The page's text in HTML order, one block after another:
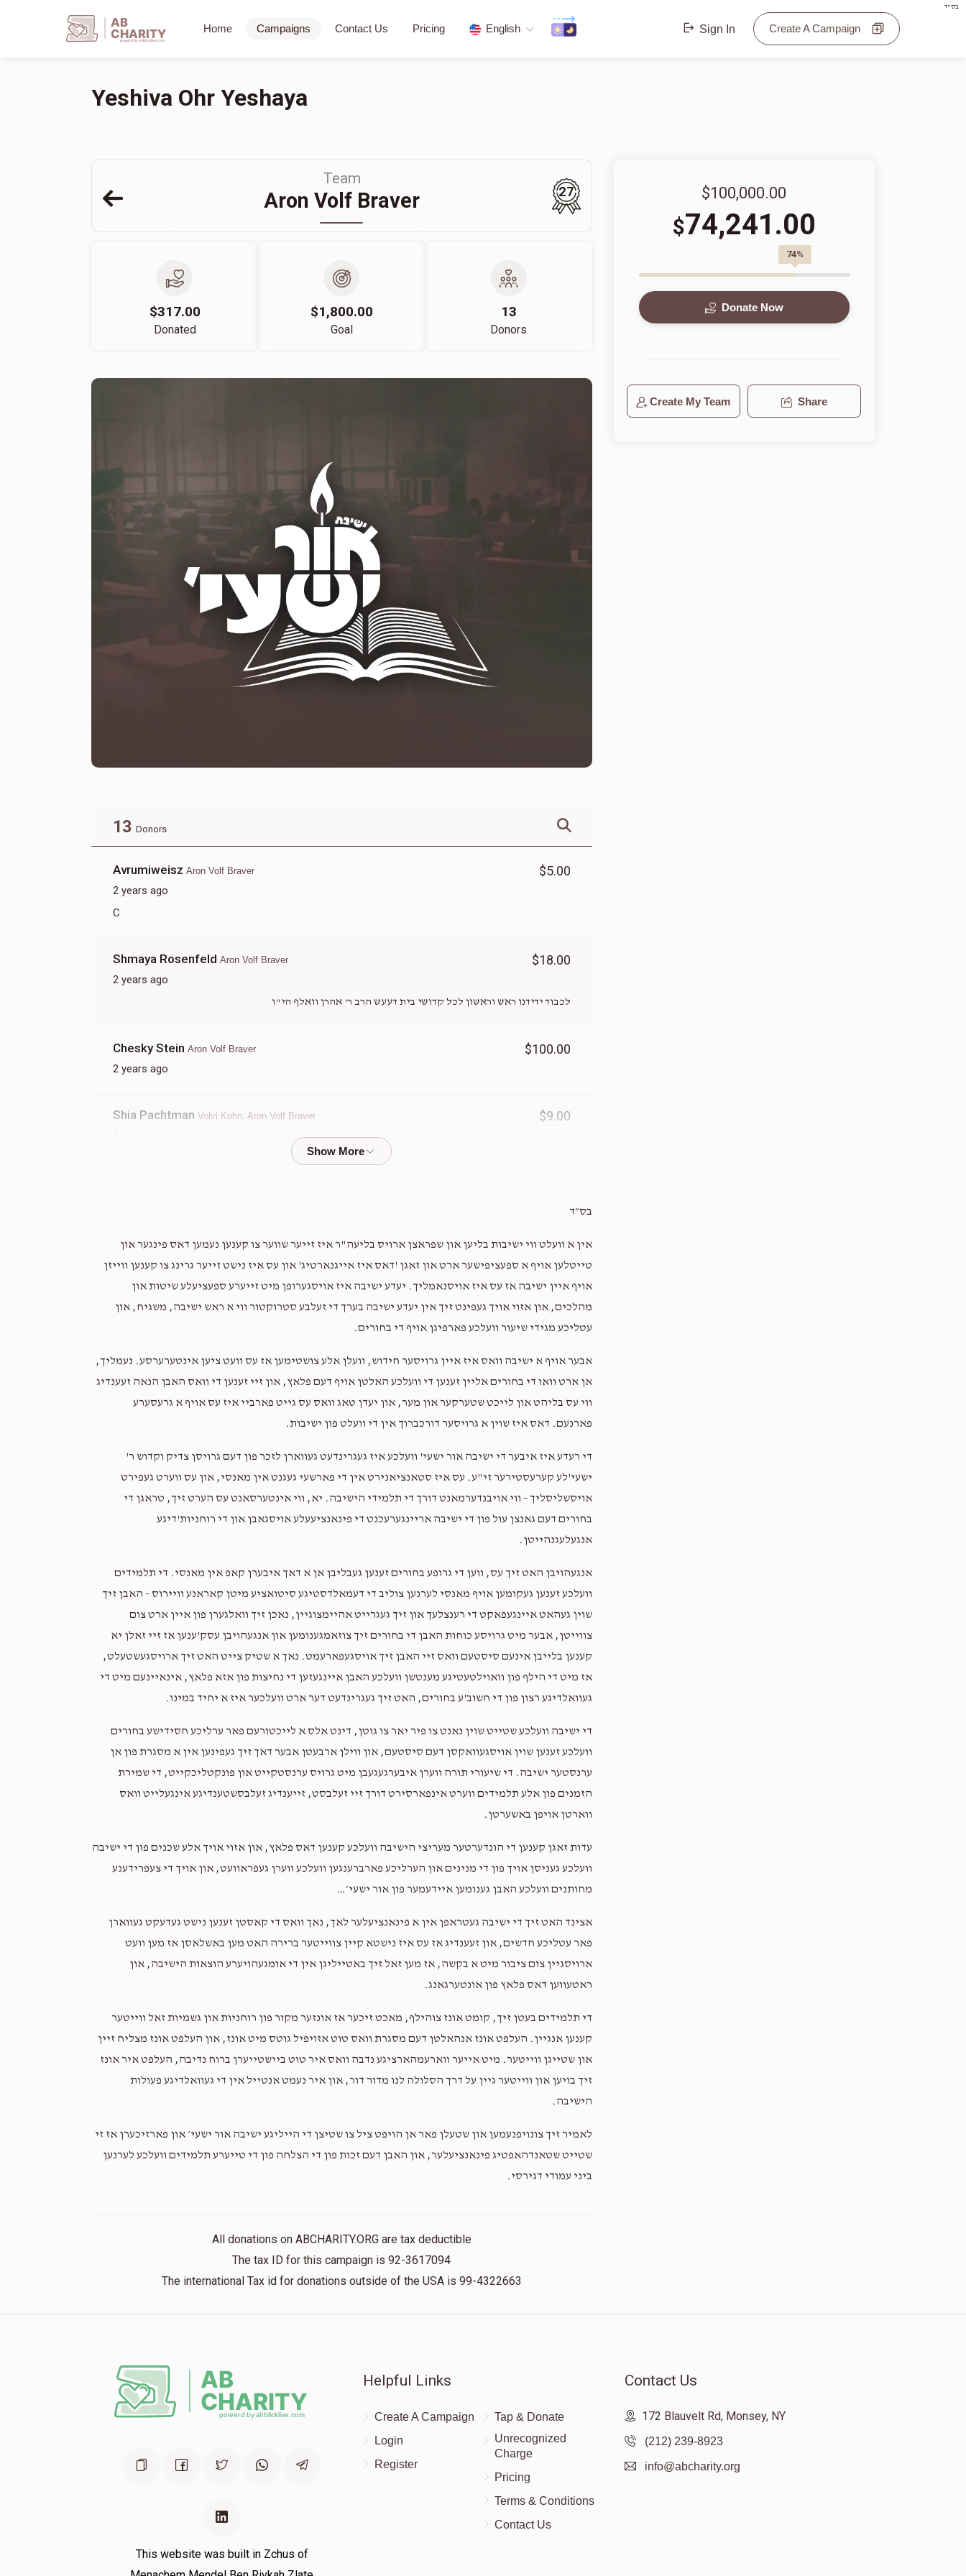
בס"ד
AB
CHARITY
powerd by ahblicklive.com
Home Campaigns Contact Us Pricing English Sign In Create A Campaign
Yeshiva Ohr Yeshaya
Team
Aron Volf Braver 27
$317.00
Donated
$1,800.00
Goal
13
Donors
13 Donors
Avrumiweisz Aron Volf Braver
2 years ago
$5.00
C
Shmaya Rosenfeld Aron Volf Braver
2 years ago
$18.00
לכבוד ידידנו ראש וראשון לכל קדושי בית דעעש הרב ר' אהרן וואלף הי"ו
Chesky Stein Aron Volf Braver
2 years ago
$100.00
Shia Pachtman Volvi Kohn, Aron Volf Braver $9.00
Shaindy Niederman Aron Volf Braver
2 years ago
$18.00
2 years ago
Getzy HollenderAron Volf Braver $50.00
בס״ד
אין א וועלט ווי ישיבות בליען און שפראצן ארויס בליעה"ר איז זייער שווער צו קענען נעמען דאס פינגער און
טייטלען אויף א ספעציפישער ארט און זאגן 'דאס איז אייגנארטיג' און עס איז נישט זייער גרינג צו קענען ווייזן
אויף איין ישיבה אז עס איז אויסנאמליך. יעדע ישיבה איז אויסגערופן מיט זייערע ספעציעלע שיטות און
מהלכים, און אזוי אויך געפינט זיך אין יעדע ישיבה בערך די זעלבע סטרוקטור ווי א ראש ישיבה, משגיח, און
עטליכע מגידי שיעור וועלכע פארפיגן אויף די בחורים.
אבער אויף א ישיבה וואס איז איין גרויסער חידוש, וועלן אלע צושטימען אז עס וועט ציען אינטערערסע. נעמליך,
אן ארט וואו די בחורים אליין זענען די וועלכע האלטן אויף דעם פלאץ, און זיי זענען די וואס האבן הנאה זעענדיג
ווי עס בליהט און לייכט שטערקער און מער, און יעדן טאג וואס עס גייט פארביי איז עס אויף א גרעסערע
פארנעם. דאס איז שוין א גרויסער דורכברוך אין די וועלט פון ישיבות.
די רעדע איז איבער די ישיבה אור ישעי' וועלכע איז געגרינדעט געווארן לזכר פון דעם גרויסן צדיק וקדוש ר'
ישעי'לע קערעסטירער זי"ע. עס איז סטאנציאנירט אין די פארשעי געגנט אין מאנסי, און עס ווערט געפירט
אויסשליסליך - ווי אויבנדערמאנט דורך די תלמידי הישיבה. יא, ווי אינטערסאנט עס הערט זיך, טראגן די
בחורים דעם גאנצן עול פון די ישיבה אריינגערעכנט די פינאנציעעלע אויסגאבן און די רוחניות'דיגע
אנגעלעגנהייטן.
אנגעהויבן האט זיך עס, ווען די גרופע בחורים זענען געבליבן אן א דאך איבערן קאפ אין מאנסי. די תלמידים
וועלכע זענען געקומען אויף מאנסי לערנען צוליב די דעמאלדסטיגע סיטואציע מיטן קאראנע וויירוס - האבן זיך
שוין געהאט איינגעפאקט די רענצלעך און זיך געגרייט אהיימצוגיין, נאכן זיך וואלגערן פון איין ארט צום
צווייטן, אבער מיט גרויסע כוחות האבן די בחורים זיך צוזאמגענומען און אנגעהויבן עסק'ענען אז זיי זאלן יא
קענען בלייבן אינעם סיסטעם וואס זיי האבן זיך אויסגעפארעמט. נאך א שטיק צייט האט זיך ארויסגעשטעלט,
אז מיט די הילף פון וואוילטעטיגע מענטשן וועלכע האבן איינגעזען די נחיצות פון אזא פלאץ, אינאיינעם מיט די
געוואלדיגע רצון פון די חשוב'ע בחורים, האט זיך געגרינדעט דער ארט וועלכער איז א יחיד במינו.
די ישיבה וועלכע שטייט שוין נאנט צו פיר יאר צו גוטן, דינט אלס א לייכטורעם פאר ערליכע חסידישע בחורים
וועלכע זענען שוין אויסגעוואקסן דעם סיסטעם, און ווילן ארבעטן אבער דאך זיך געפינען אין א מסגרת פון אן
ערנסטער ישיבה. די שיעורי תורה ווערן איבערגעגעבן מיט גרויס ערנסטקייט און פונקטליכקייט, די שמירת
הזמנים פון אלע תלמידים ווערט אינפארסירט דורך זיי זעלבסט, זייענדיג זעלבסשטענדיגע אינגעלייט וואס
ווארטן אויפן באשערטן.
עדות זאגן קענען די הונדערטער מעריצי הישיבה וועלכע קענען דאס פלאץ, און אזוי אויך אלע שכנים פון די ישיבה
וועלכע געניסן אויך פון די מנינים און הערליכע פארברענגען וועלכע ווערן געפראוועט, און אויך די צעפרידענע
מחותנים וועלכע האבן גענומען איידעמער פון אור ישעי׳…
אצינד האט זיך די ישיבה געטראפן אין א פינאנציעלער לאך, נאך וואס די קאסטן זענען נישט געדעקט געווארן
פאר עטליכע חדשים, און זעענדיג אז עס איז נישטא קיין צווייטער ברירה האט מען באשלאסן אז מען וועט
ארויסגיין צום ציבור מיט א בקשה, אז מען זאל זיך באטייליגן אין די אומגעהויערע הוצאות הישיבה, און
ראטעווען דאס פלאץ פון אונטערגאנג.
די תלמידים בעטן זיך, קומט אונז צוהילף, מאכט זיכער אז אונזער מקור פון רוחניות און גשמיות זאל ווייטער
קענען אנגיין. העלפט אונז אנהאלטן דעם מסגרת וואס טוט אזויפיל גוטס מיט אונז, און העלפט אונז מצליח זיין
און שטייגן ווייטער. מיט אייער ווארעמהארציגע נדבה וואס איר טוט ביישטייערן ברוח נדיבה, העלפט איר אונז
זיך בויען און ווייטער גיין על דרך הסלולה לנו מדור דור, און איר נעמט אנטייל אין די געוואלדיגע פעולות
הישיבה.
לאמיר זיך צונויפנעמען און שטעלן פאר אן הויפט ציל צו שטיצן די הייליגע ישיבה אור ישעי׳ און פארזיכערן אז זי
שטייט שטאנדהאפטיג פינאנציעלער, און האבן דעם זכות פון די הצלחה פון די טייערע תלמידים וועלכע לערנען
ביני עמודי דגירסי.
All donations on ABCHARITY.ORG are tax deductible
The tax ID for this campaign is 92-3617094
The international Tax id for donations outside of the USA is 99-4322663
$100,000.00
$74,241.00
74%
Donate Now
Create My Team Share
This website was built in Zchus of
Helpful Links
Create A Campaign
Login
Register
Tap & Donate
Unrecognized
Charge
Pricing
Terms & Conditions
Contact Us
Contact Us
172 Blauvelt Rd, Monsey, NY
(212) 239-8923
info@abcharity.org